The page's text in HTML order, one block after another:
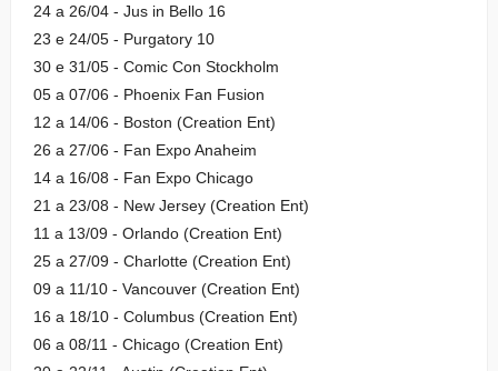
24 a 26/04 - Jus in Bello 16
23 e 24/05 - Purgatory 10
30 e 31/05 - Comic Con Stockholm
05 a 07/06 - Phoenix Fan Fusion
12 a 14/06 - Boston (Creation Ent)
26 a 27/06 - Fan Expo Anaheim
14 a 16/08 - Fan Expo Chicago
21 a 23/08 - New Jersey (Creation Ent)
11 a 13/09 - Orlando (Creation Ent)
25 a 27/09 - Charlotte (Creation Ent)
09 a 11/10 - Vancouver (Creation Ent)
16 a 18/10 - Columbus (Creation Ent)
06 a 08/11 - Chicago (Creation Ent)